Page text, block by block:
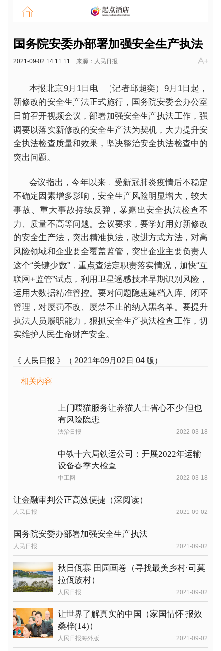
国务院安委办部署加强安全生产执法
2021-09-02 14:11:11 来源：人民日报
本报北京9月1日电 （记者邱超奕）9月1日起，
新修改的安全生产法正式施行，国务院安委会办公室
日前召开视频会议，部署加强安全生产执法工作，强
调要以落实新修改的安全生产法为契机，大力提升安
全执法检查质量和效果，坚决整治安全执法检查中的
突出问题。
会议指出，今年以来，受新冠肺炎疫情后不稳定
不确定因素增多影响，安全生产风险明显增大，较大
事故、重大事故持续反弹，暴露出安全执法检查不
力、质量不高等问题。会议要求，要学好用好新修改
的安全生产法，突出精准执法，改进方式方法，对高
风险领域和企业要全覆盖监管，突出企业主要负责人
这个“关键少数”，重点查法定职责落实情况，加快“互
联网+监管”试点，利用卫星遥感技术早期识别风险，
运用大数据精准管控。要对问题隐患建档入库、闭环
管理，对屡罚不改、屡禁不止的纳入黑名单。要提升
执法人员履职能力，狠抓安全生产执法检查工作，切
实维护人民生命财产安全。
《 人民日报 》（ 2021年09月02日 04 版）
相关内容
上门喂猫服务让养猫人士省心不少 但也
有风险隐患
法治日报 2022-03-18
中铁十六局铁运公司：开展2022年运输
设备春季大检查
中工网 2022-03-18
让金融审判公正高效便捷（深阅读）
人民日报 2021-09-02
国务院安委办部署加强安全生产执法
人民日报 2021-09-02
秋日佤寨 田园画卷（寻找最美乡村·司莫
拉佤族村）
人民日报 2021-09-02
让世界了解真实的中国（家国情怀 报效
桑梓(14)）
人民日报海外版 2021-09-02